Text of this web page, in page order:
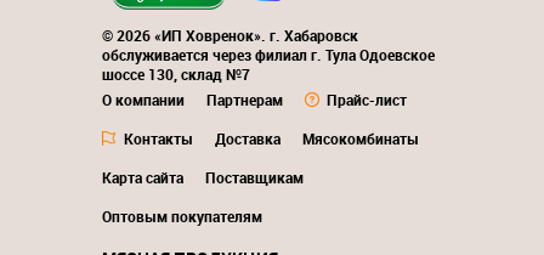
© 2026 «ИП Ховренок». г. Хабаровск
обслуживается через филиал г. Тула Одоевское
шоссе 130, склад №7
О компании
Партнерам
Прайс-лист
Контакты
Доставка
Мясокомбинаты
Карта сайта
Поставщикам
Оптовым покупателям